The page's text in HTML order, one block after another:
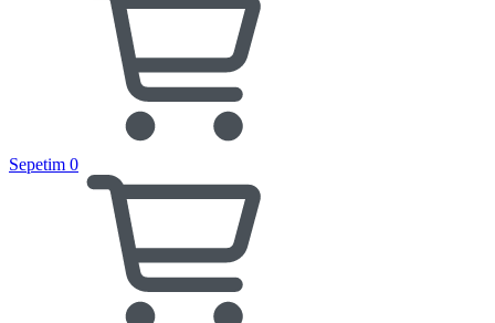
Sepetim 0